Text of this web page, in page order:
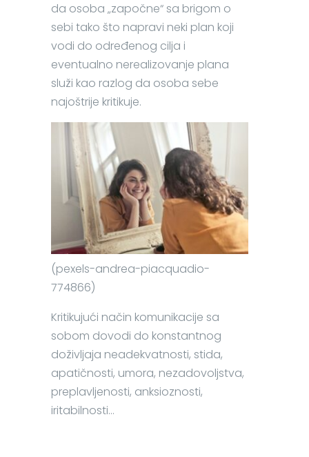
da osoba „započne“ sa brigom o
sebi tako što napravi neki plan koji
vodi do određenog cilja i
eventualno nerealizovanje plana
služi kao razlog da osoba sebe
najoštrije kritikuje.
(pexels-andrea-piacquadio-
774866)
Kritikujući način komunikacije sa
sobom dovodi do konstantnog
doživljaja neadekvatnosti, stida,
apatičnosti, umora, nezadovoljstva,
preplavljenosti, anksioznosti,
iritabilnosti…